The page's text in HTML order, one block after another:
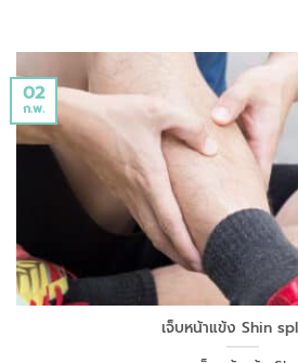
เจ็บหน้าแข้ง Shin
02
ก.พ.